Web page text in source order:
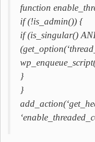
function
if (!is_admin()) {
if (is_singular()
}
}